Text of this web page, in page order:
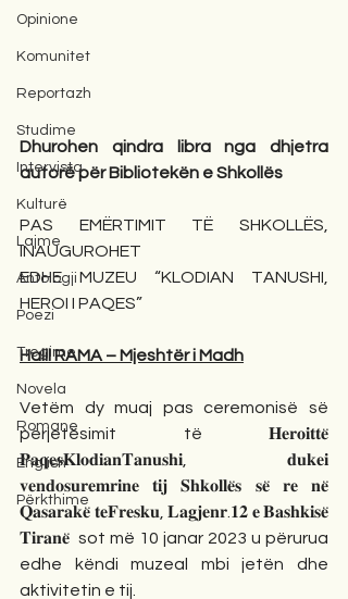
Opinione
Komunitet
Reportazh
Studime
Intervista
Kulturë
Lajme
Antologji
Poezi
Tregime
Novela
Romane
English
Përkthime
Dhurohen qindra libra nga dhjetra
autorë për Bibliotekën e Shkollës
PAS EMËRTIMIT TË SHKOLLËS,
INAUGUROHET
EDHE MUZEU “KLODIAN TANUSHI,
HEROI I PAQES”
Halil RAMA – Mjeshtër i Madh
Vetëm dy muaj pas ceremonisë së
përjetësimit të 𝐇𝐞𝐫𝐨𝐢𝐭𝐭𝐞̈
𝐏𝐚𝐪𝐞𝐬𝐊𝐥𝐨𝐝𝐢𝐚𝐧𝐓𝐚𝐧𝐮𝐬𝐡𝐢, 𝐝𝐮𝐤𝐞𝐢
𝐯𝐞𝐧𝐝𝐨𝐬𝐮𝐫𝐞𝐦𝐫𝐢𝐧𝐞 𝐭𝐢𝐣 𝐒𝐡𝐤𝐨𝐥𝐥𝐞̈𝐬 𝐬𝐞̈ 𝐫𝐞 𝐧𝐞̈
𝐐𝐚𝐬𝐚𝐫𝐚𝐤𝐞̈ 𝐭𝐞𝐅𝐫𝐞𝐬𝐤𝐮, 𝐋𝐚𝐠𝐣𝐞𝐧𝐫.𝟏𝟐 𝐞 𝐁𝐚𝐬𝐡𝐤𝐢𝐬𝐞̈
𝐓𝐢𝐫𝐚𝐧𝐞̈  sot më 10 janar 2023 u përurua
edhe këndi muzeal mbi jetën dhe
aktivitetin e tij.